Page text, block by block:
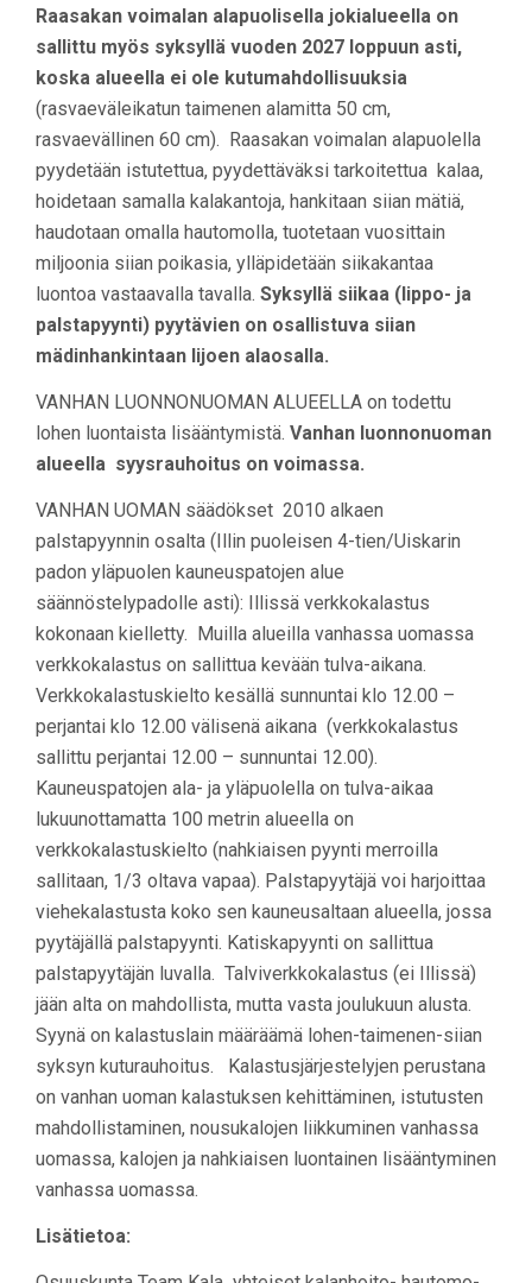
Raasakan voimalan alapuolisella jokialueella on
sallittu myös syksyllä vuoden 2027 loppuun asti,
koska alueella ei ole kutumahdollisuuksia
(rasvaeväleikatun taimenen alamitta 50 cm,
rasvaevällinen 60 cm). Raasakan voimalan alapuolella
pyydetään istutettua, pyydettäväksi tarkoitettua kalaa,
hoidetaan samalla kalakantoja, hankitaan siian mätiä,
haudotaan omalla hautomolla, tuotetaan vuosittain
miljoonia siian poikasia, ylläpidetään siikakantaa
luontoa vastaavalla tavalla. Syksyllä siikaa (lippo- ja
palstapyynti) pyytävien on osallistuva siian
mädinhankintaan Iijoen alaosalla.
VANHAN LUONNONUOMAN ALUEELLA on todettu
lohen luontaista lisääntymistä. Vanhan luonnonuoman
alueella syysrauhoitus on voimassa.
VANHAN UOMAN säädökset 2010 alkaen
palstapyynnin osalta (Illin puoleisen 4-tien/Uiskarin
padon yläpuolen kauneuspatojen alue
säännöstelypadolle asti): Illissä verkkokalastus
kokonaan kielletty. Muilla alueilla vanhassa uomassa
verkkokalastus on sallittua kevään tulva-aikana.
Verkkokalastuskielto kesällä sunnuntai klo 12.00 –
perjantai klo 12.00 välisenä aikana (verkkokalastus
sallittu perjantai 12.00 – sunnuntai 12.00).
Kauneuspatojen ala- ja yläpuolella on tulva-aikaa
lukuunottamatta 100 metrin alueella on
verkkokalastuskielto (nahkiaisen pyynti merroilla
sallitaan, 1/3 oltava vapaa). Palstapyytäjä voi harjoittaa
viehekalastusta koko sen kauneusaltaan alueella, jossa
pyytäjällä palstapyynti. Katiskapyynti on sallittua
palstapyytäjän luvalla. Talviverkkokalastus (ei Illissä)
jään alta on mahdollista, mutta vasta joulukuun alusta.
Syynä on kalastuslain määräämä lohen-taimenen-siian
syksyn kuturauhoitus. Kalastusjärjestelyjen perustana
on vanhan uoman kalastuksen kehittäminen, istutusten
mahdollistaminen, nousukalojen liikkuminen vanhassa
uomassa, kalojen ja nahkiaisen luontainen lisääntyminen
vanhassa uomassa.
Lisätietoa: